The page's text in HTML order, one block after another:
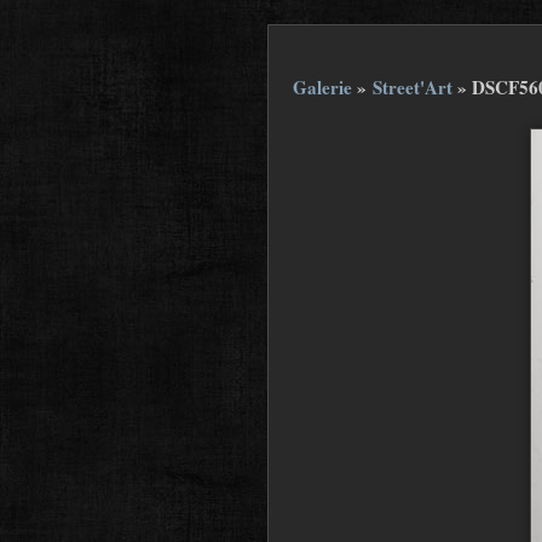
Galerie» Street'Art»